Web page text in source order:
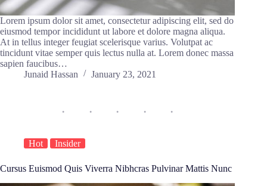
Lorem ipsum dolor sit amet, consectetur adipiscing elit, sed do
eiusmod tempor incididunt ut labore et dolore magna aliqua.
At in tellus integer feugiat scelerisque varius. Volutpat ac
tincidunt vitae semper quis lectus nulla at. Lorem donec massa
sapien faucibus…
Junaid Hassan
January 23, 2021
Hot Insider
Cursus Euismod Quis Viverra Nibhcras Pulvinar Mattis Nunc